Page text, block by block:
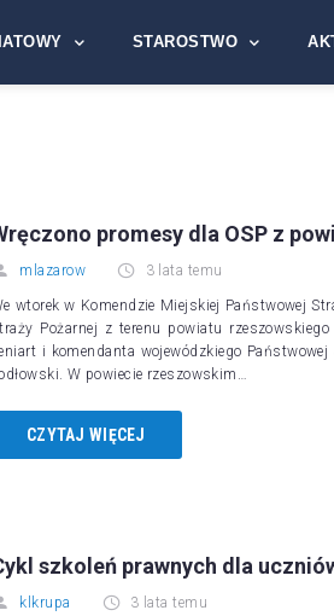
STAROSTWO
promesy dla OSP z
mlazarow 3 lata temu
wtorek w Komendzie Miejskiej Państwowej
Pożarnej z terenu powiatu
i komendanta wojewódzkiego
W powiecie rzeszowskim…
CZYTAJ WIĘCEJ
szkoleń prawnych dla
klkrupa 3 lata temu